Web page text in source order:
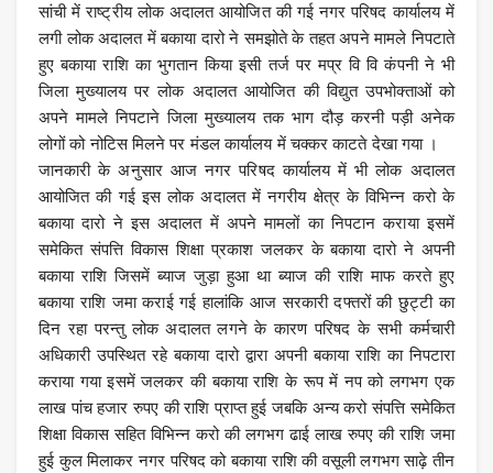
सांची में राष्ट्रीय लोक अदालत आयोजित की गई नगर परिषद कार्यालय में
लगी लोक अदालत में बकाया दारो ने समझोते के तहत अपने मामले निपटाते
हुए बकाया राशि का भुगतान किया इसी तर्ज पर मप्र वि वि कंपनी ने भी
जिला मुख्यालय पर लोक अदालत आयोजित की विद्युत उपभोक्ताओं को
अपने मामले निपटाने जिला मुख्यालय तक भाग दौड़ करनी पड़ी अनेक
लोगों को नोटिस मिलने पर मंडल कार्यालय में चक्कर काटते देखा गया ।
जानकारी के अनुसार आज नगर परिषद कार्यालय में भी लोक अदालत
आयोजित की गई इस लोक अदालत में नगरीय क्षेत्र के विभिन्न करो के
बकाया दारो ने इस अदालत में अपने मामलों का निपटान कराया इसमें
समेकित संपत्ति विकास शिक्षा प्रकाश जलकर के बकाया दारो ने अपनी
बकाया राशि जिसमें ब्याज जुड़ा हुआ था ब्याज की राशि माफ करते हुए
बकाया राशि जमा कराई गई हालांकि आज सरकारी दफ्तरों की छुट्टी का
दिन रहा परन्तु लोक अदालत लगने के कारण परिषद के सभी कर्मचारी
अधिकारी उपस्थित रहे बकाया दारो द्वारा अपनी बकाया राशि का निपटारा
कराया गया इसमें जलकर की बकाया राशि के रूप में नप को लगभग एक
लाख पांच हजार रुपए की राशि प्राप्त हुई जबकि अन्य करो संपत्ति समेकित
शिक्षा विकास सहित विभिन्न करो की लगभग ढाई लाख रुपए की राशि जमा
हुई कुल मिलाकर नगर परिषद को बकाया राशि की वसूली लगभग साढ़े तीन